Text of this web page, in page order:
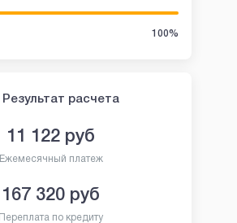
100%
Результат расчета
11 122 руб
Ежемесячный платеж
167 320 руб
Переплата по кредиту